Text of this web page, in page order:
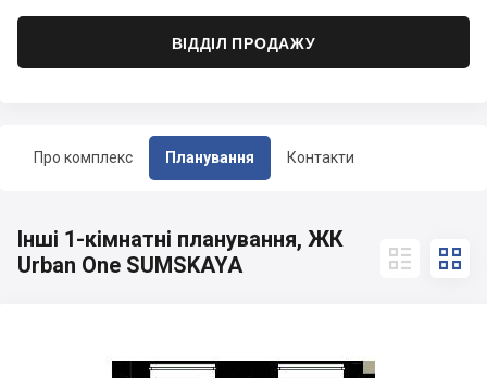
Про комплекс Планування Контакти
ВІДДІЛ ПРОДАЖУ
Інші 1-кімнатні планування, ЖК
Urban One SUMSKAYA
 